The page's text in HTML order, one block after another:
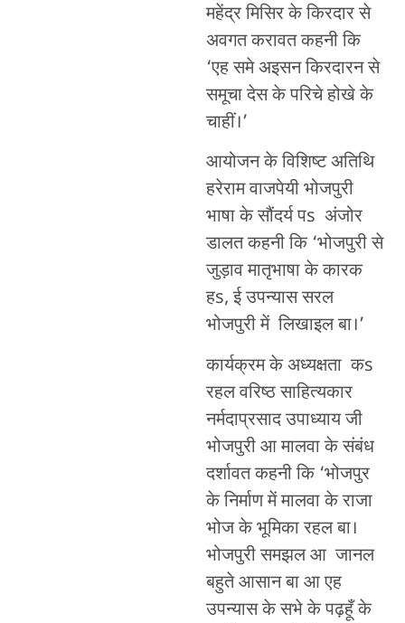
महेंद्र मिसिर के किरदार से
अवगत करावत कहनी कि
‘एह समे अइसन किरदारन से
समूचा देस के परिचे होखे के
चाहीं।’
आयोजन के विशिष्ट अतिथि
हरेराम वाजपेयी भोजपुरी
भाषा के सौंदर्य पs अंजोर
डालत कहनी कि ‘भोजपुरी से
जुड़ाव मातृभाषा के कारक
हs, ई उपन्यास सरल
भोजपुरी में लिखाइल बा।’
कार्यक्रम के अध्यक्षता कs
रहल वरिष्ठ साहित्यकार
नर्मदाप्रसाद उपाध्याय जी
भोजपुरी आ मालवा के संबंध
दर्शावत कहनी कि ‘भोजपुर
के निर्माण में मालवा के राजा
भोज के भूमिका रहल बा।
भोजपुरी समझल आ जानल
बहुते आसान बा आ एह
उपन्यास के सभे के पढ़हूँ के